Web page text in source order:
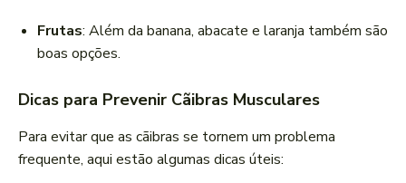
Frutas: Além da banana, abacate e laranja também são
boas opções.
Dicas para Prevenir Cãibras Musculares
Para evitar que as cãibras se tornem um problema
frequente, aqui estão algumas dicas úteis: